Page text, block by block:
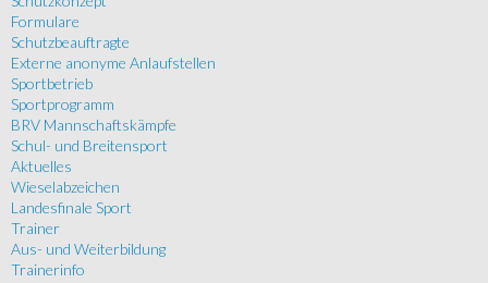
Formulare
Schutzbeauftragte
Externe anonyme Anlaufstellen
Sportbetrieb
Sportprogramm
BRV Mannschaftskämpfe
Schul- und Breitensport
Aktuelles
Wieselabzeichen
Landesfinale Sport
Trainer
Aus- und Weiterbildung
Trainerinfo